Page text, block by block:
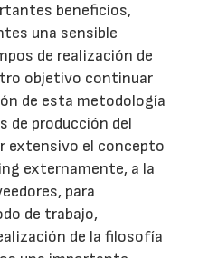
beneficios,
una sensible
de realización de
objetivo continuar
de esta metodología
de producción del
extensivo el concepto
externamente, a la
para
de trabajo,
de la filosofía